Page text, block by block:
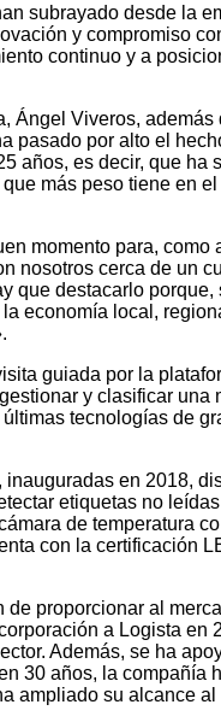
subrayado desde la
y compromiso
continuo y a
Ángel Viveros, además
pasado por alto el
años, es decir, que ha
más peso tiene en
momento para,
nosotros cerca de un
que destacarlo
economía local,
guiada por la
y clasificar una
tecnologías de
en 2018,
etiquetas no
de temperatura
con la certificación
proporcionar al
a Logista en
Además, se ha
30 años, la compañía
ampliado su alcance